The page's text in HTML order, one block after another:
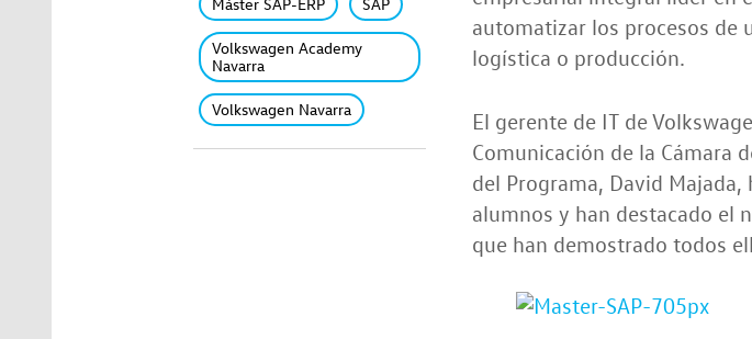
Volkswagen Academy
Navarra
Volkswagen Navarra
automatizar los procesos de
logística o producción.
El gerente de IT de
Comunicación de la Cámara
del Programa, David
alumnos y han destacado el
que han demostrado todos